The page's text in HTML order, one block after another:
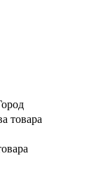
товара